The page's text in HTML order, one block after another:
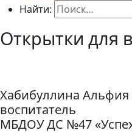
Найти:
Открытки для
Хабибуллина Альфия
воспитатель
МБДОУ ДС №47